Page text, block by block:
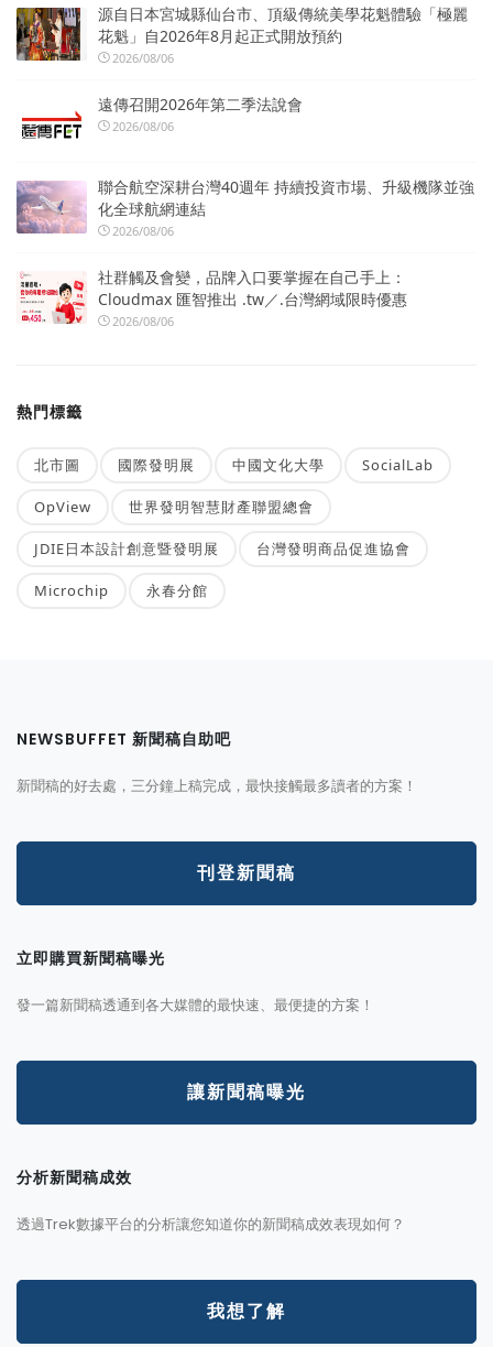
源自日本宮城縣仙台市、頂級傳統美學花魁體驗「極麗
花魁」自2026年8月起正式開放預約
2026/08/06
遠傳召開2026年第二季法說會
2026/08/06
聯合航空深耕台灣40週年 持續投資市場、升級機隊並強
化全球航網連結
2026/08/06
社群觸及會變，品牌入口要掌握在自己手上：
Cloudmax 匯智推出 .tw／.台灣網域限時優惠
2026/08/06
熱門標籤
北市圖 國際發明展 中國文化大學 SocialLab
OpView 世界發明智慧財產聯盟總會
JDIE日本設計創意暨發明展 台灣發明商品促進協會
Microchip 永春分館
NEWSBUFFET 新聞稿自助吧
新聞稿的好去處，三分鐘上稿完成，最快接觸最多讀者的方案！
刊登新聞稿
立即購買新聞稿曝光
發一篇新聞稿透通到各大媒體的最快速、最便捷的方案！
讓新聞稿曝光
分析新聞稿成效
透過Trek數據平台的分析讓您知道你的新聞稿成效表現如何？
我想了解